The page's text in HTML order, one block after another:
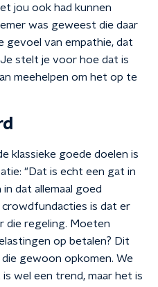
jou ook had kunnen
was geweest die daar
gevoel van empathie, dat
stelt je voor hoe dat is
meehelpen om het op te
klassieke goede doelen is
"Dat is echt een gat in
dat allemaal goed
crowdfundacties is dat er
die regeling. Moeten
op betalen? Dit
gewoon opkomen. We
wel een trend, maar het is